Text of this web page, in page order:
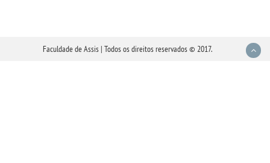
Faculdade de Assis | Todos os direitos reservados © 2017.